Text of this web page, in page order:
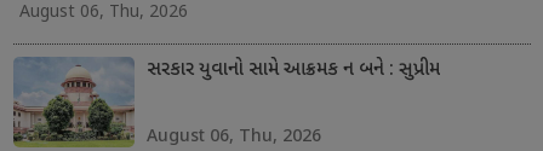
August 06, Thu, 2026
સરકાર યુવાનો સામે આક્રમક ન બને : સુપ્રીમ
August 06, Thu, 2026